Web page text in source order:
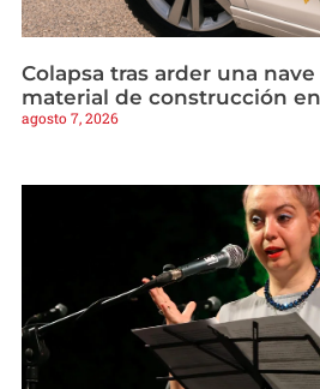
Colapsa tras arder una
material de construcción
agosto 7, 2026